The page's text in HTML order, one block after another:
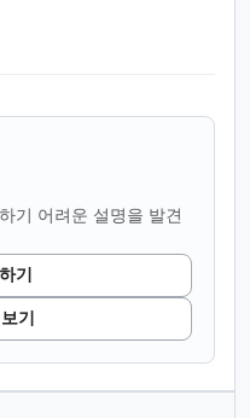
기 어려운 설명을 발견
기
기